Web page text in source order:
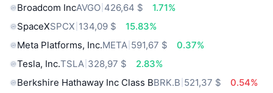
Broadcom IncAVGO 426,64 $
1.71%
SpaceXSPCX 134,09 $
15.83%
Meta Platforms, Inc.META 591,67 $
0.37%
Tesla, Inc.TSLA 328,97 $
2.83%
Berkshire Hathaway Inc Class BBRK.B 521,37 $
0.54%